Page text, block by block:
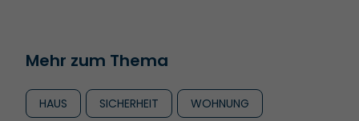
Mehr zum Thema
HAUS SICHERHEIT WOHNUNG